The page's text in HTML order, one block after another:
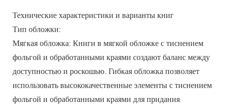
Технические характеристики и варианты книг
Тип обложки:
Мягкая обложка: Книги в мягкой обложке с тиснением
фольгой и обработанными краями создают баланс между
доступностью и роскошью. Гибкая обложка позволяет
использовать высококачественные элементы с тиснением
фольгой и обработанными краями для придания